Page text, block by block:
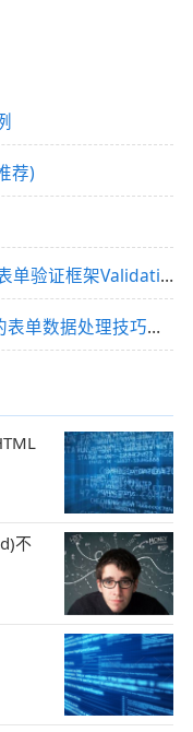
荐)
支持ASP.NET MVC、WebFroM的表单验证框架ValidationSuar使用介绍
Spring MVC中基于自定义Editor的表单数据处理技巧分享
不